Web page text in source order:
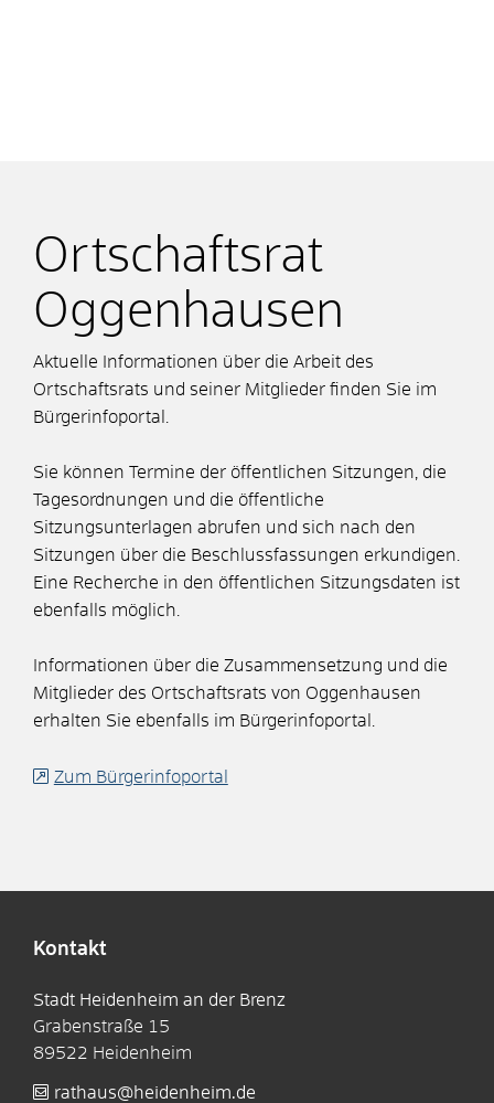
Ortschaftsrat
Oggenhausen
Aktuelle Informationen über die Arbeit des
Ortschaftsrats und seiner Mitglieder finden Sie im
Bürgerinfoportal.
Sie können Termine der öffentlichen Sitzungen, die
Tagesordnungen und die öffentliche
Sitzungsunterlagen abrufen und sich nach den
Sitzungen über die Beschlussfassungen erkundigen.
Eine Recherche in den öffentlichen Sitzungsdaten ist
ebenfalls möglich.
Informationen über die Zusammensetzung und die
Mitglieder des Ortschaftsrats von Oggenhausen
erhalten Sie ebenfalls im Bürgerinfoportal.
Zum Bürgerinfoportal
Kontakt
Stadt Heidenheim an der Brenz
Grabenstraße 15
89522 Heidenheim
rathaus@heidenheim.de